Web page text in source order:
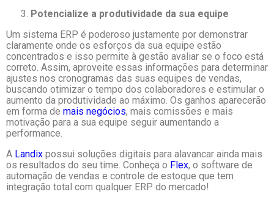
Potencialize a produtividade da sua equipe
Um sistema ERP é poderoso justamente por demonstrar
claramente onde os esforços da sua equipe estão
concentrados e isso permite à gestão avaliar se o foco está
correto. Assim, aproveite essas informações para determinar
ajustes nos cronogramas das suas equipes de vendas,
buscando otimizar o tempo dos colaboradores e estimular o
aumento da produtividade ao máximo. Os ganhos aparecerão
em forma de mais negócios, mais comissões e mais
motivação para a sua equipe seguir aumentando a
performance.
A Landix possui soluções digitais para alavancar ainda mais
os resultados do seu time. Conheça o Flex, o software de
automação de vendas e controle de estoque que tem
integração total com qualquer ERP do mercado!